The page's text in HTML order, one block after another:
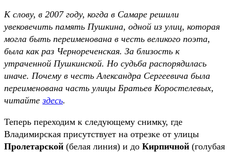
К слову, в 2007 году, когда в Самаре решили
увековечить память Пушкина, одной из улиц, которая
могла быть переименована в честь великого поэта,
была как раз Чернореченская. За близость к
утраченной Пушкинской. Но судьба распорядилась
иначе. Почему в честь Александра Сергеевича была
переименована часть улицы Братьев Коростелевых,
читайтездесь.
Теперь переходим к следующему снимку, где
Владимирская присутствует на отрезке от улицы
Пролетарской (белая линия) и до Кирпичной (голубая